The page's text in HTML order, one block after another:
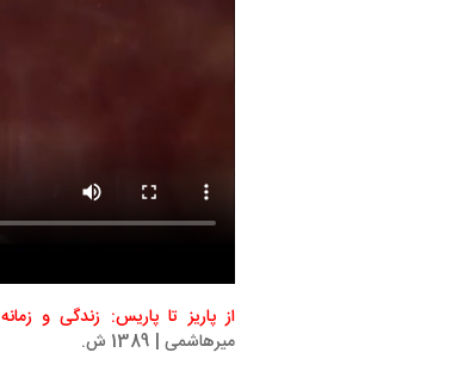
از پاریز تا پاریس: زندگی و زمانه
میرهاشمی | 1389 ش.